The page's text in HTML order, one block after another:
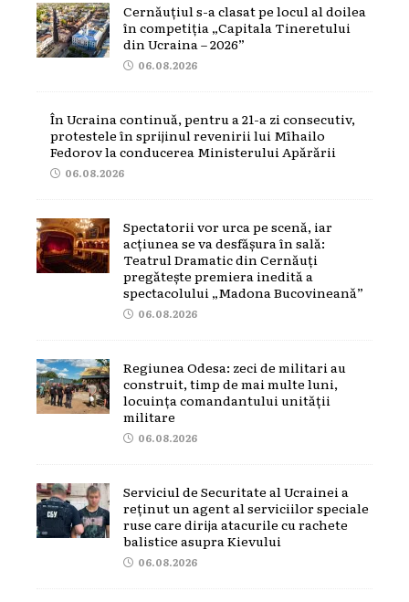
Cernăuțiul s-a clasat pe locul al doilea
în competiția „Capitala Tineretului
din Ucraina – 2026”
06.08.2026
În Ucraina continuă, pentru a 21-a zi consecutiv,
protestele în sprijinul revenirii lui Mîhailo
Fedorov la conducerea Ministerului Apărării
06.08.2026
Spectatorii vor urca pe scenă, iar
acțiunea se va desfășura în sală:
Teatrul Dramatic din Cernăuți
pregătește premiera inedită a
spectacolului „Madona Bucovineană”
06.08.2026
Regiunea Odesa: zeci de militari au
construit, timp de mai multe luni,
locuința comandantului unității
militare
06.08.2026
Serviciul de Securitate al Ucrainei a
reținut un agent al serviciilor speciale
ruse care dirija atacurile cu rachete
balistice asupra Kievului
06.08.2026